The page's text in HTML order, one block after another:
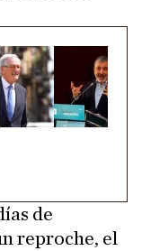
de
reproche, el